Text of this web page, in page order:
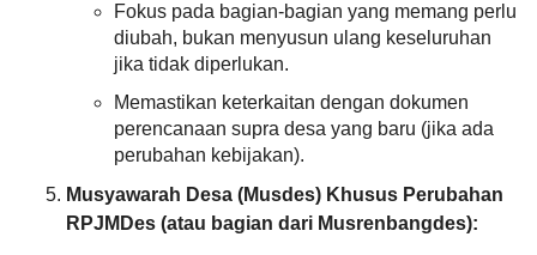
Fokus pada bagian-bagian yang memang perlu
diubah, bukan menyusun ulang keseluruhan
jika tidak diperlukan.
Memastikan keterkaitan dengan dokumen
perencanaan supra desa yang baru (jika ada
perubahan kebijakan).
Musyawarah Desa (Musdes) Khusus Perubahan
RPJMDes (atau bagian dari Musrenbangdes):
15
2026